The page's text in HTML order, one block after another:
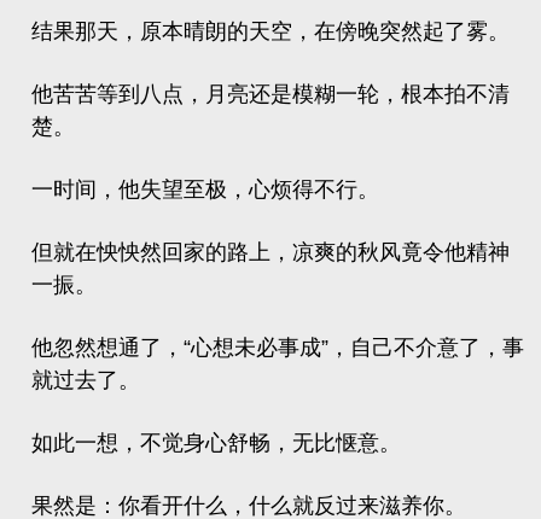
结果那天，原本晴朗的天空，在傍晚突然起了雾。
他苦苦等到八点，月亮还是模糊一轮，根本拍不清
楚。
一时间，他失望至极，心烦得不行。
但就在怏怏然回家的路上，凉爽的秋风竟令他精神
一振。
他忽然想通了，“心想未必事成”，自己不介意了，事
就过去了。
如此一想，不觉身心舒畅，无比惬意。
果然是：你看开什么，什么就反过来滋养你。